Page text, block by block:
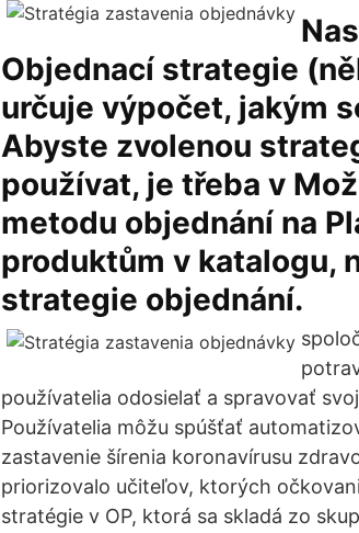
Objednací strategie
určuje výpočet, jakým
Abyste zvolenou
používat, je třeba v
metodu objednání na
produktům v katalogu,
strategie objednání.
používatelia odosielať a spravovať
Používatelia môžu spúšťať
zastavenie šírenia koronavírusu
priorizovalo učiteľov, ktorých
stratégie v OP, ktorá sa skladá zo